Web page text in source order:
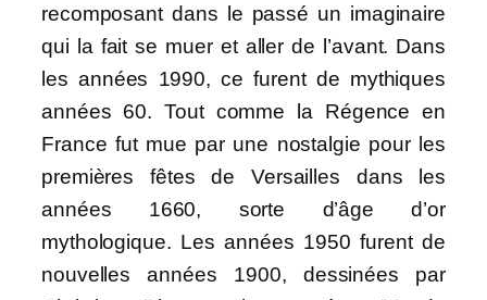
recomposant dans le passé un imaginaire
qui la fait se muer et aller de l’avant. Dans
les années 1990, ce furent de mythiques
années 60. Tout comme la Régence en
France fut mue par une nostalgie pour les
premières fêtes de Versailles dans les
années 1660, sorte d’âge d’or
mythologique. Les années 1950 furent de
nouvelles années 1900, dessinées par